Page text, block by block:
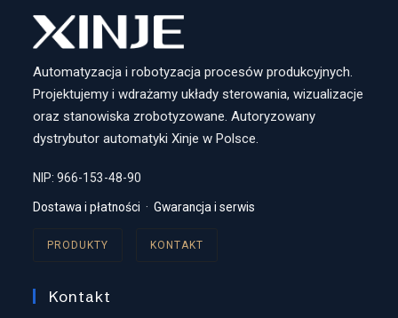
Automatyzacja i robotyzacja procesów produkcyjnych.
Projektujemy i wdrażamy układy sterowania, wizualizacje
oraz stanowiska zrobotyzowane. Autoryzowany
dystrybutor automatyki Xinje w Polsce.
NIP: 966-153-48-90
Dostawa i płatności ·Gwarancja i serwis
PRODUKTY KONTAKT
Kontakt